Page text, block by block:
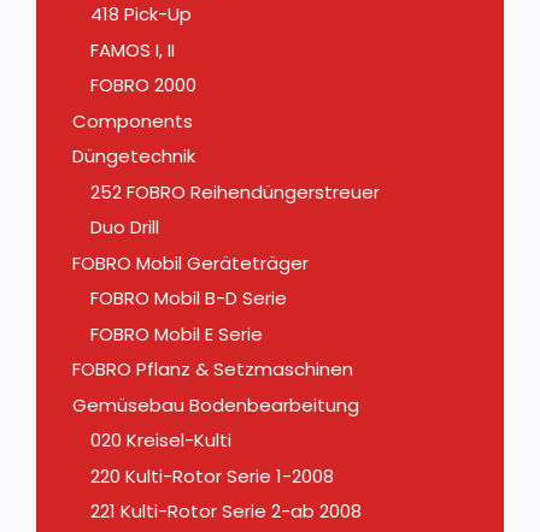
418 Pick-Up
FAMOS I, II
FOBRO 2000
Components
Düngetechnik
252 FOBRO Reihendüngerstreuer
Duo Drill
FOBRO Mobil Geräteträger
FOBRO Mobil B-D Serie
FOBRO Mobil E Serie
FOBRO Pflanz & Setzmaschinen
Gemüsebau Bodenbearbeitung
020 Kreisel-Kulti
220 Kulti-Rotor Serie 1-2008
221 Kulti-Rotor Serie 2-ab 2008